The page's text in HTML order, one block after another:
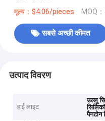
मूल्य：$4.06/pieces MOQ
सबसे अच्छी कीमत
उत्पाद विवरण
हाई लाइट
उल्लू
पैनटोन